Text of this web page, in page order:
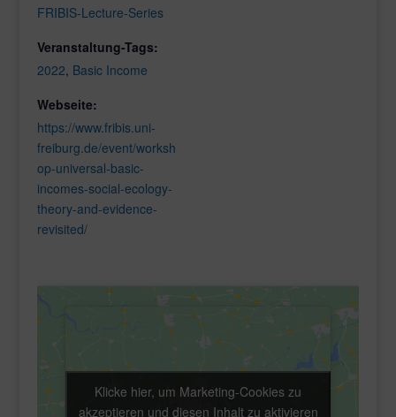
FRIBIS-Lecture-Series
Veranstaltung-Tags:
2022, Basic Income
Webseite:
https://www.fribis.uni-
freiburg.de/event/worksh
op-universal-basic-
incomes-social-ecology-
theory-and-evidence-
revisited/
Klicke hier, um Marketing-Cookies zu
akzeptieren und diesen Inhalt zu aktivieren
Klicke hier, um Marketing-Cookies zu
akzeptieren und diesen Inhalt zu aktivieren